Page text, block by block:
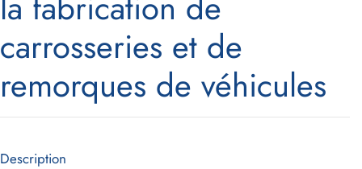
carrosseries et de
remorques de véhicules
Description